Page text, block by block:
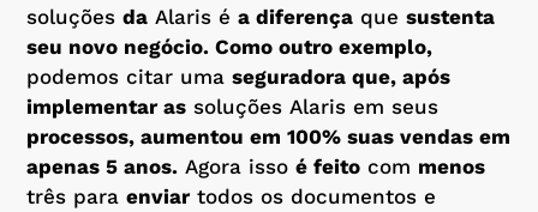
soluções da Alaris é a diferença que sustenta
seu novo negócio. Como outro exemplo,
podemos citar uma seguradora que, após
implementar as
processos, aumentou em 100% suas vendas em
apenas 5 anos. Agora isso é feito com menos
três para enviar todos os documentos e